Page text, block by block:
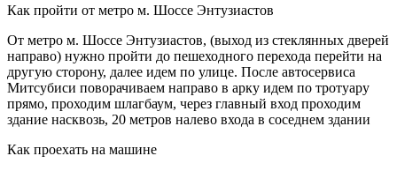
Как пройти от метро м. Шоссе Энтузиастов
От метро м. Шоссе Энтузиастов, (выход из стеклянных дверей
направо) нужно пройти до пешеходного перехода перейти на
другую сторону, далее идем по улице. После автосервиса
Митсубиси поворачиваем направо в арку идем по тротуару
прямо, проходим шлагбаум, через главный вход проходим
здание насквозь, 20 метров налево входа в соседнем здании
Как проехать на машине